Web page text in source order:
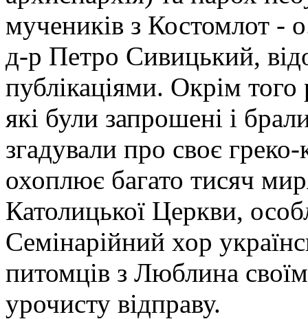
мучеників з Костомлот -
д-р Петро Сивицький,
публікаціями. Окрім
які були запрошені і
згадували про своє
охоплює багато тисяч
Католицької Церкви,
Семінарійний хор
питомців з Люблина
урочисту відправу.